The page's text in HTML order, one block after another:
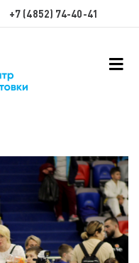
+7 (4852) 74-40-41